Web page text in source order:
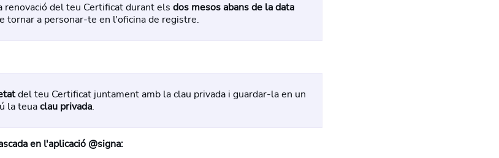
renovació del teu Certificat durant els dos mesos abans de la data
tornar a personar-te en l'oficina de registre.
del teu Certificat juntament amb la clau privada i guardar-la en un
la teuaclau privada.
en l'aplicació @signa: